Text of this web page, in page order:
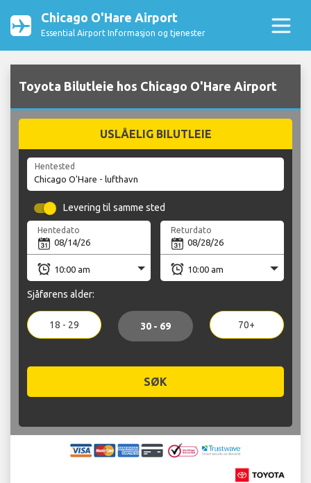
Chicago O'Hare Airport
Essential Airport Informasjon og tjenester
Toyota Bilutleie hos Chicago O'Hare Airport
USLÅELIG BILUTLEIE
Hentested
Levering til samme sted
Hentedato Returdato
Sjåførens alder:
18 - 29 30 - 69 70+
SØK